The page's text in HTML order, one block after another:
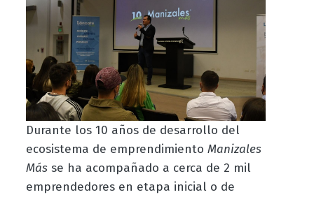
Durante los 10 años de desarrollo del
ecosistema de emprendimiento Manizales
Másse ha acompañado a cerca de 2 mil
emprendedores en etapa inicial o de